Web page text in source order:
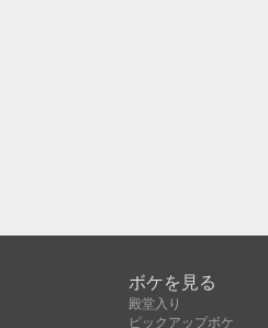
ボケを見る
殿堂入り
ピックアップボケ